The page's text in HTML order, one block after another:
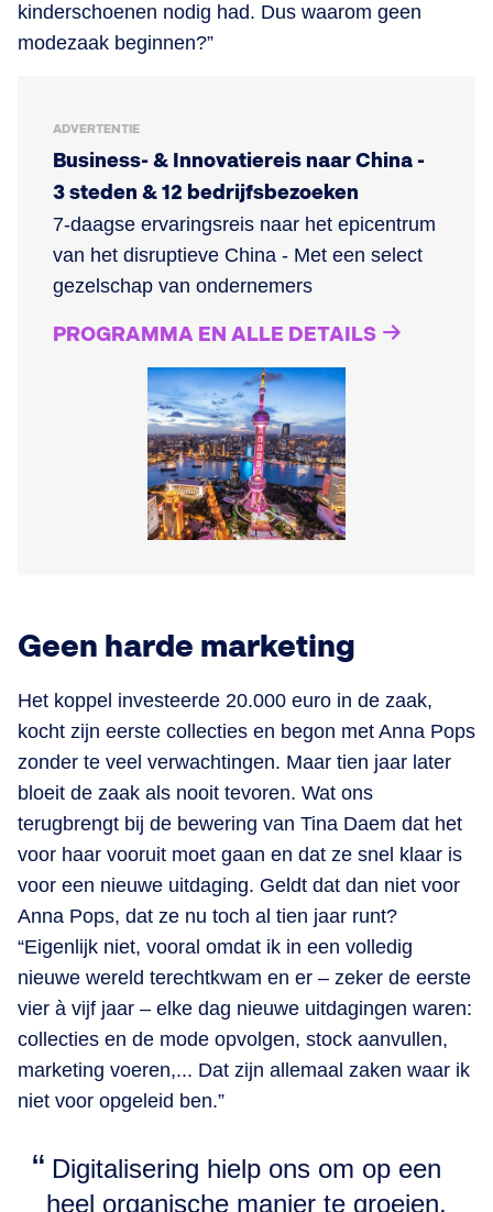
kinderschoenen nodig had. Dus waarom geen
modezaak beginnen?”
ADVERTENTIE
Business- & Innovatiereis naar China -
3 steden & 12 bedrijfsbezoeken
7-daagse ervaringsreis naar het epicentrum
van het disruptieve China - Met een select
gezelschap van ondernemers
PROGRAMMA EN ALLE DETAILS
Geen harde marketing
Het koppel investeerde 20.000 euro in de zaak,
kocht zijn eerste collecties en begon met Anna Pops
zonder te veel verwachtingen. Maar tien jaar later
bloeit de zaak als nooit tevoren. Wat ons
terugbrengt bij de bewering van Tina Daem dat het
voor haar vooruit moet gaan en dat ze snel klaar is
voor een nieuwe uitdaging. Geldt dat dan niet voor
Anna Pops, dat ze nu toch al tien jaar runt?
“Eigenlijk niet, vooral omdat ik in een volledig
nieuwe wereld terechtkwam en er – zeker de eerste
vier à vijf jaar – elke dag nieuwe uitdagingen waren:
collecties en de mode opvolgen, stock aanvullen,
marketing voeren,... Dat zijn allemaal zaken waar ik
niet voor opgeleid ben.”
Digitalisering hielp ons om op een
heel organische manier te groeien,